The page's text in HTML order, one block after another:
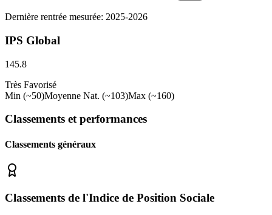
Dernière rentrée mesurée: 2025-2026
IPS Global
145.8
Très Favorisé
Min (~50)Moyenne Nat. (~103)Max (~160)
Classements et performances
Classements généraux
Classements de l'Indice de Position Sociale